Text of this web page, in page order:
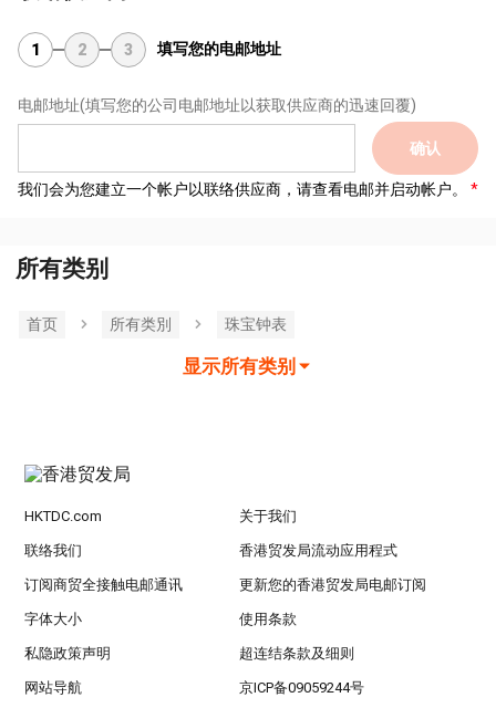
1 2 3 填写您的电邮地址
电邮地址(填写您的公司电邮地址以获取供应商的迅速回覆)
确认
我们会为您建立一个帐户以联络供应商，请查看电邮并启动帐户。
所有类别
首页 所有类別 珠宝钟表
显示所有类别
HKTDC.com 关于我们
联络我们 香港贸发局流动应用程式
订阅商贸全接触电邮通讯 更新您的香港贸发局电邮订阅
字体大小 使用条款
私隐政策声明 超连结条款及细则
网站导航 京ICP备09059244号